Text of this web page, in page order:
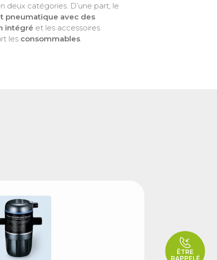
ÊTRE
RAPPELÉ
deux catégories. D’une part, le
pneumatique avec des
intégré et les accessoires
les consommables.